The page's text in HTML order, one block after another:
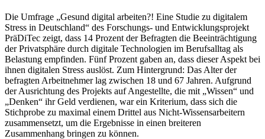
Die Umfrage „Gesund digital arbeiten?! Eine Studie zu digitalem
Stress in Deutschland“ des Forschungs- und Entwicklungsprojekt
PräDiTec zeigt, dass 14 Prozent der Befragten die Beeinträchtigung
der Privatsphäre durch digitale Technologien im Berufsalltag als
Belastung empfinden. Fünf Prozent gaben an, dass dieser Aspekt bei
ihnen digitalen Stress auslöst. Zum Hintergrund: Das Alter der
befragten Arbeitnehmer lag zwischen 18 und 67 Jahren. Aufgrund
der Ausrichtung des Projekts auf Angestellte, die mit „Wissen“ und
„Denken“ ihr Geld verdienen, war ein Kriterium, dass sich die
Stichprobe zu maximal einem Drittel aus Nicht-Wissensarbeitern
zusammensetzt, um die Ergebnisse in einen breiteren
Zusammenhang bringen zu können.